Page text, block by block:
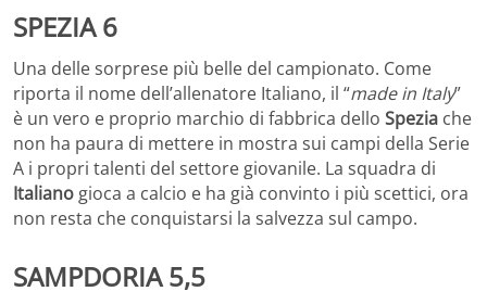
SPEZIA 6
Una delle sorprese più belle del campionato. Come
riporta il nome dell’allenatore Italiano, il “made in Italy”
è un vero e proprio marchio di fabbrica dello Spezia che
non ha paura di mettere in mostra sui campi della Serie
A i propri talenti del settore giovanile. La squadra di
Italiano gioca a calcio e ha già convinto i più scettici, ora
non resta che conquistarsi la salvezza sul campo.
SAMPDORIA 5,5